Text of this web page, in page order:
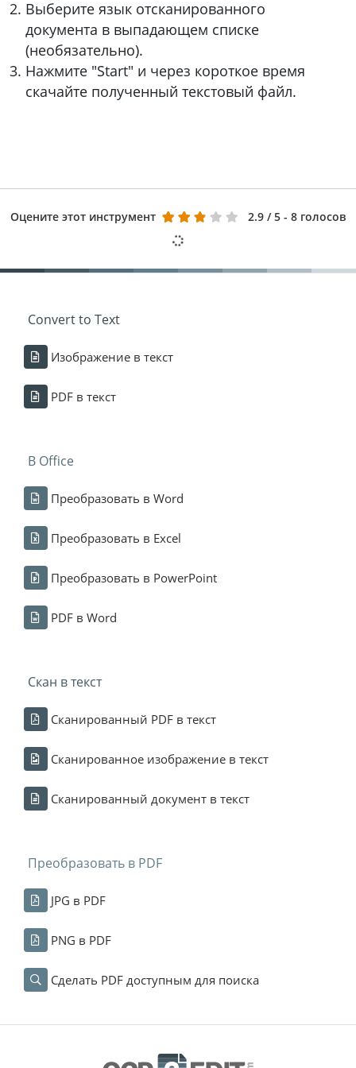
Выберите язык отсканированного
документа в выпадающем списке
(необязательно).
Нажмите "Start" и через короткое время
скачайте полученный текстовый файл.
Оцените этот инструмент 2.9 / 5 - 8 голосов
Convert to Text
Изображение в текст
PDF в текст
В Office
Преобразовать в Word
Преобразовать в Excel
Преобразовать в PowerPoint
PDF в Word
Скан в текст
Сканированный PDF в текст
Сканированное изображение в текст
Сканированный документ в текст
Преобразовать в PDF
JPG в PDF
PNG в PDF
Сделать PDF доступным для поиска